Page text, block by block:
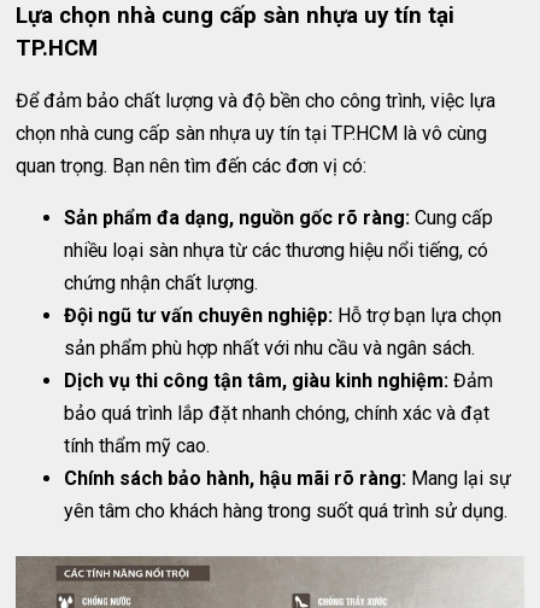
Lựa chọn nhà cung cấp sàn nhựa uy tín tại
TP.HCM
Để đảm bảo chất lượng và độ bền cho công trình, việc lựa
chọn nhà cung cấp sàn nhựa uy tín tại TP.HCM là vô cùng
quan trọng. Bạn nên tìm đến các đơn vị có:
Sản phẩm đa dạng, nguồn gốc rõ ràng: Cung cấp
nhiều loại sàn nhựa từ các thương hiệu nổi tiếng, có
chứng nhận chất lượng.
Đội ngũ tư vấn chuyên nghiệp: Hỗ trợ bạn lựa chọn
sản phẩm phù hợp nhất với nhu cầu và ngân sách.
Dịch vụ thi công tận tâm, giàu kinh nghiệm: Đảm
bảo quá trình lắp đặt nhanh chóng, chính xác và đạt
tính thẩm mỹ cao.
Chính sách bảo hành, hậu mãi rõ ràng: Mang lại sự
yên tâm cho khách hàng trong suốt quá trình sử dụng.